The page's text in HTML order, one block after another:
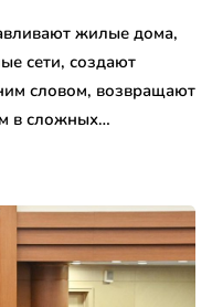
жилые дома,
сети, создают
словом, возвращают
в сложных…